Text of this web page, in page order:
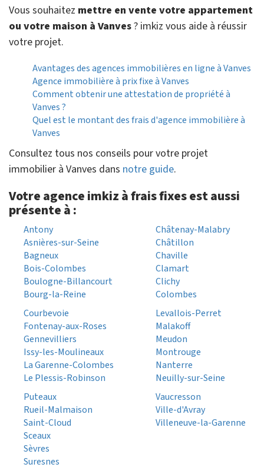
Vous souhaitez mettre en vente votre appartement
ou votre maison à Vanves? imkiz vous aide à réussir
votre projet.
Avantages des agences immobilières en ligne à Vanves
Agence immobilière à prix fixe à Vanves
Comment obtenir une attestation de propriété à
Vanves ?
Quel est le montant des frais d'agence immobilière à
Vanves
Consultez tous nos conseils pour votre projet
immobilier à Vanves dans notre guide.
Votre agence imkiz à frais fixes est aussi
présente à :
Antony
Asnières-sur-Seine
Bagneux
Bois-Colombes
Boulogne-Billancourt
Bourg-la-Reine
Châtenay-Malabry
Châtillon
Chaville
Clamart
Clichy
Colombes
Courbevoie
Fontenay-aux-Roses
Gennevilliers
Issy-les-Moulineaux
La Garenne-Colombes
Le Plessis-Robinson
Levallois-Perret
Malakoff
Meudon
Montrouge
Nanterre
Neuilly-sur-Seine
Puteaux
Rueil-Malmaison
Saint-Cloud
Sceaux
Sèvres
Suresnes
Vaucresson
Ville-d'Avray
Villeneuve-la-Garenne